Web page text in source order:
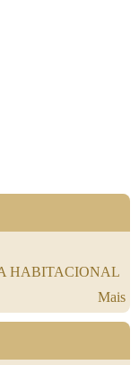
HABITACIONAL
Mais